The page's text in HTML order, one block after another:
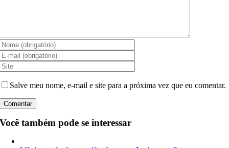
Salve meu nome, e-mail e site para a próxima vez que eu comentar.
Você também pode se interessar